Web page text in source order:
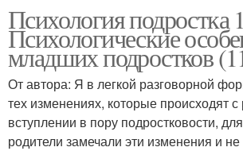
Психология подростка
Психологические
младших подростков
От автора: Я в легкой разговорной
тех изменениях, которые происходят
вступлении в пору подростковости,
родители замечали эти изменения и не